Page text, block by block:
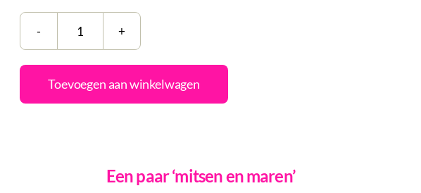
Tegeltje
Personaliseren
|
Toevoegen aan winkelwagen
Een paar ‘mitsen en maren’